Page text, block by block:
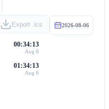
Export .ics 2026-08-06
00:34:13
Aug 6
01:34:13
Aug 6